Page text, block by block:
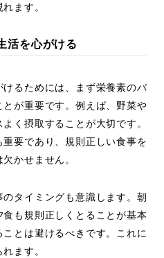
ます。
活を心がける
るためには、まず栄養素のバ
が重要です。例えば、野菜や
く摂取することが大切です。
要であり、規則正しい食事を
かせません。
タイミングも意識します。朝
も規則正しくとることが基本
とは避けるべきです。これに
ます。